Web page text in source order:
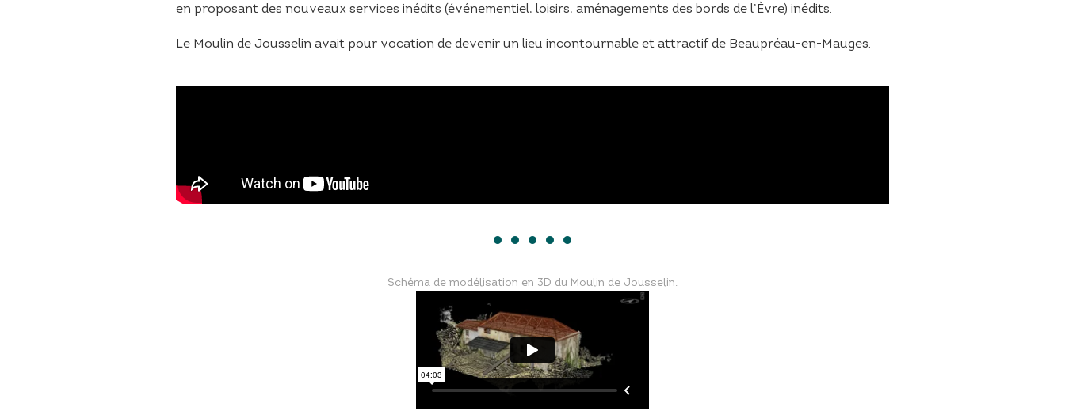
en proposant des nouveaux services inédits (événementiel, loisirs, aménagements des bords de l’Èvre) inédits.
Le Moulin de Jousselin avait pour vocation de devenir un lieu incontournable et attractif de Beaupréau-en-Mauges.
Schéma de modélisation en 3D du Moulin de Jousselin.